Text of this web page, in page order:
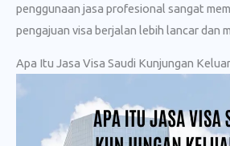
penggunaan jasa profesional sangat
pengajuan visa berjalan lebih lancar dan
Apa Itu Jasa Visa Saudi Kunjungan